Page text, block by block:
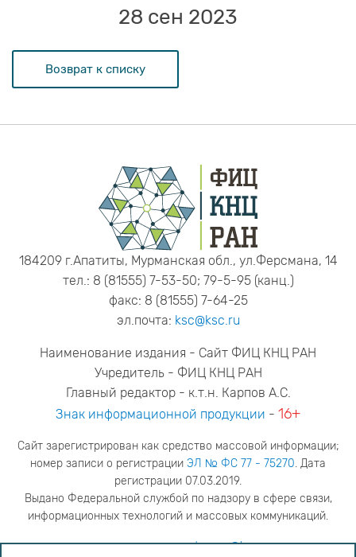
Возврат к списку
28 сен 2023
184209 г.Апатиты, Мурманская обл., ул.Ферсмана, 14
тел.: 8 (81555) 7-53-50; 79-5-95 (канц.)
факс: 8 (81555) 7-64-25
эл.почта: ksc@ksc.ru
Наименование издания - Сайт ФИЦ КНЦ РАН
Учредитель - ФИЦ КНЦ РАН
Главный редактор - к.т.н. Карпов А.С.
Знак информационной продукции - 16+
Сайт зарегистрирован как средство массовой информации;
номер записи о регистрации ЭЛ № ФС 77 - 75270. Дата
регистрации 07.03.2019.
Выдано Федеральной службой по надзору в сфере связи,
информационных технологий и массовых коммуникаций.
адрес редакцииya.stogova@ksc.ru